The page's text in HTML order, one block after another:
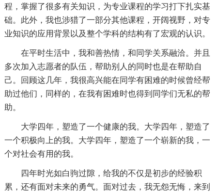
程，掌握了很多有关知识，为专业课程的学习打下扎实基
础。此外，我也涉猎了一部分其他课程，开阔视野，对专
业知识的应用背景以及整个学科的结构有了宏观的认识。
在平时生活中，我和善热情，和同学关系融洽。并且
多次加入志愿者的队伍，帮助别人的同时也是在帮助自
己。回顾这几年，我很高兴能在同学有困难的时候曾经帮
助过他们，同样的，在我有困难时也得到同学们无私的帮
助。
大学四年，塑造了一个健康的我。大学四年，塑造了
一个积极向上的我。大学四年，塑造了一个崭新的我，一
个对社会有用的我。
四年时光如白驹过隙，给我的不仅是初步的经验积
累，还有面对未来的勇气。面对过去，我无怨无悔，来到